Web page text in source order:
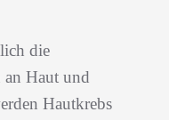
die
an Haut und
Hautkrebs